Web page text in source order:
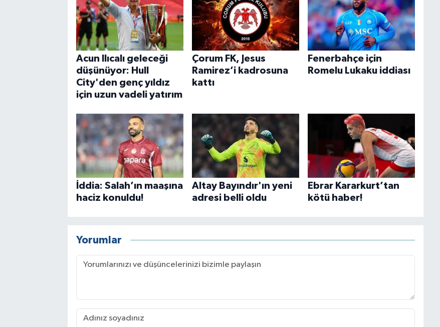
Acun Ilıcalı geleceği
düşünüyor: Hull
City'den genç yıldız
için uzun vadeli yatırım
Çorum FK, Jesus
Ramirez’i kadrosuna
kattı
Fenerbahçe için
Romelu Lukaku iddiası
İddia: Salah’ın maaşına
haciz konuldu!
Altay Bayındır'ın yeni
adresi belli oldu
Ebrar Kararkurt’tan
kötü haber!
Yorumlar